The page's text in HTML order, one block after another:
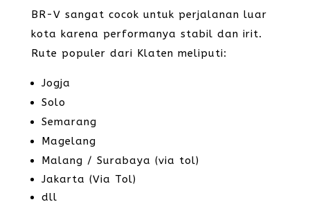
BR-V sangat cocok untuk perjalanan luar
kota karena performanya stabil dan irit.
Rute populer dari Klaten meliputi:
Jogja
Solo
Semarang
Magelang
Malang / Surabaya (via tol)
Jakarta (Via Tol)
dll